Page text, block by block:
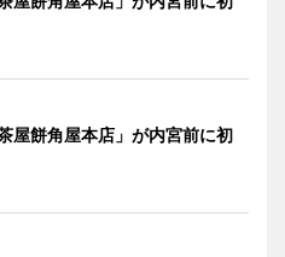
屋餅角屋本店」が内宮前に初